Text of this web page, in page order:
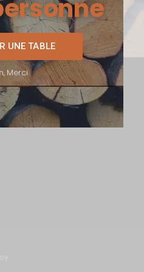
UNE TABLE
Merci